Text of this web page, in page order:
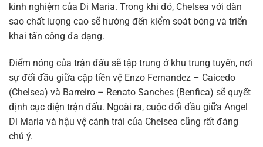
kinh nghiệm của Di Maria. Trong khi đó, Chelsea với dàn
sao chất lượng cao sẽ hướng đến kiểm soát bóng và triển
khai tấn công đa dạng.
Điểm nóng của trận đấu sẽ tập trung ở khu trung tuyến, nơi
sự đối đầu giữa cặp tiền vệ Enzo Fernandez – Caicedo
(Chelsea) và Barreiro – Renato Sanches (Benfica) sẽ quyết
định cục diện trận đấu. Ngoài ra, cuộc đối đầu giữa Angel
Di Maria và hậu vệ cánh trái của Chelsea cũng rất đáng
chú ý.